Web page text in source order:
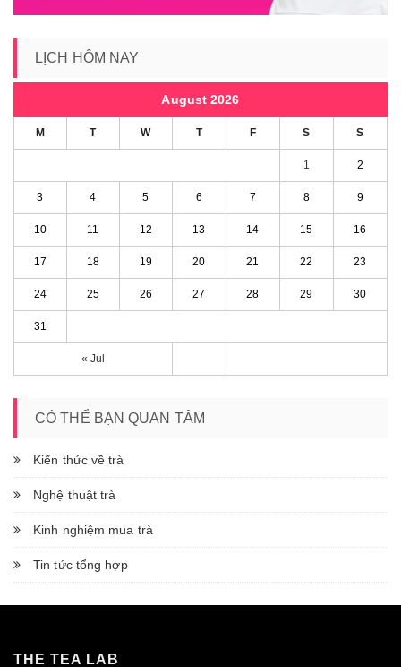
LỊCH HÔM NAY
August 2026
M T W T F S S
« Jul
1 2
3 4 5 6 7 8 9
10 11 12 13 14 15 16
17 18 19 20 21 22 23
24 25 26 27 28 29 30
31
CÓ THỂ BẠN QUAN TÂM
Kiến thức về trà
Nghệ thuật trà
Kinh nghiệm mua trà
Tin tức tổng hợp
THE TEA LAB